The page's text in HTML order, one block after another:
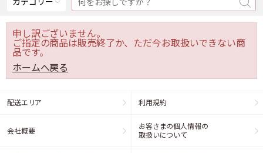
申し訳ございません。
ご指定の商品は販売終了か、ただ今お取扱いできない商
品です。
ホームへ戻る
配送エリア 利用規約
会社概要
お客さまの個人情報の
取扱いについて